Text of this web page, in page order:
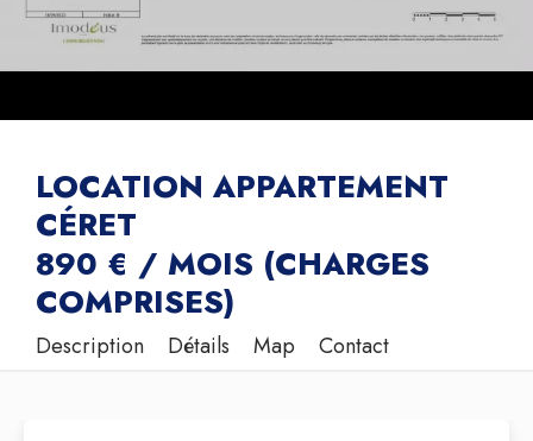
LOCATION APPARTEMENT
CÉRET
890 € / MOIS (CHARGES
COMPRISES)
Description Détails Map Contact